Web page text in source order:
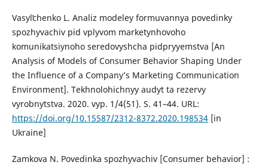
Vasylʹchenko L. Analiz modeley formuvannya povedinky
spozhyvachiv pid vplyvom marketynhovoho
komunikatsiynoho seredovyshcha pidpryyemstva [An
Analysis of Models of Consumer Behavior Shaping Under
the Influence of a Company’s Marketing Communication
Environment]. Tekhnolohichnyy audyt ta rezervy
vyrobnytstva. 2020. vyp. 1/4(51). S. 41–44. URL:
https://doi.org/10.15587/2312-8372.2020.198534[in
Ukraine]
Zamkova N. Povedinka spozhyvachiv [Consumer behavior] :